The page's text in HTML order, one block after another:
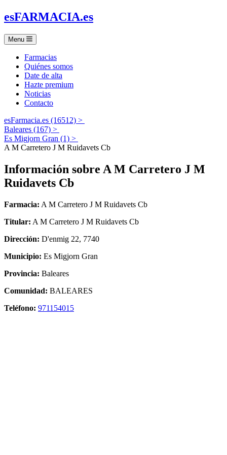
esFARMACIA.es
Menu
Farmacias
Quiénes somos
Date de alta
Hazte premium
Noticias
Contacto
esFarmacia.es (16512) >
Baleares (167) >
Es Migjorn Gran (1) >
A M Carretero J M Ruidavets Cb
Información sobre A M Carretero J M
Ruidavets Cb
Farmacia: A M Carretero J M Ruidavets Cb
Titular: A M Carretero J M Ruidavets Cb
Dirección: D'enmig 22, 7740
Municipio: Es Migjorn Gran
Provincia: Baleares
Comunidad: BALEARES
Teléfono: 971154015